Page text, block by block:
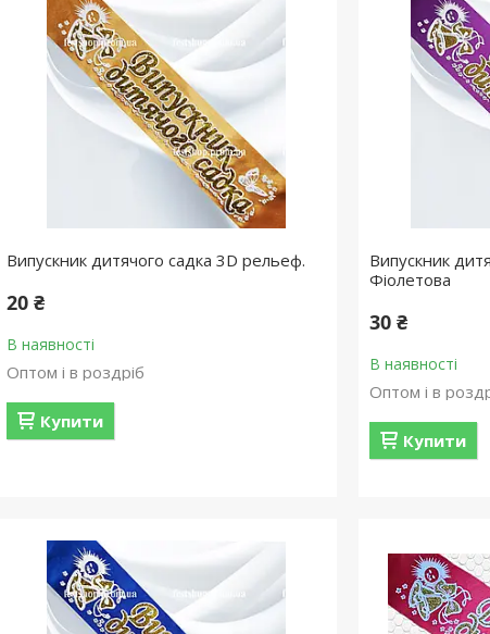
Випускник дитячого садка 3D рельеф.
20 ₴
В наявності
Оптом і в роздріб
Купити
Випускник
Фіолетова
30 ₴
В наявності
Оптом і в
Купити